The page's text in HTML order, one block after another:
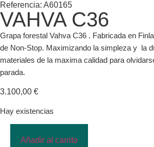
Referencia: A60165
VAHVA C36
Grapa forestal Vahva C36 . Fabricada en
de Non-Stop. Maximizando la simpleza y la
materiales de la maxima calidad para
parada.
3.100,00 €
Hay existencias
Añadir al carrito